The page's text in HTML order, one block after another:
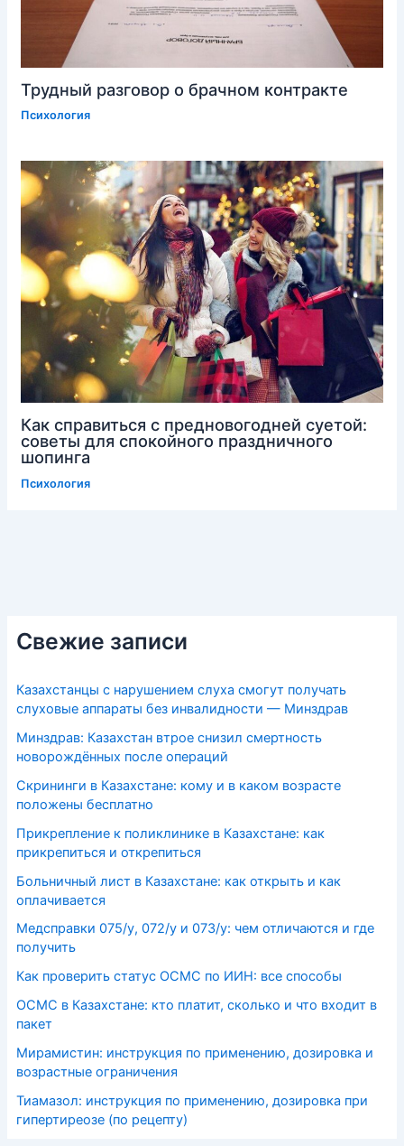
Трудный разговор о брачном контракте
Психология
Как справиться с предновогодней суетой:
советы для спокойного праздничного
шопинга
Психология
Свежие записи
Казахстанцы с нарушением слуха смогут получать
слуховые аппараты без инвалидности — Минздрав
Минздрав: Казахстан втрое снизил смертность
новорождённых после операций
Скрининги в Казахстане: кому и в каком возрасте
положены бесплатно
Прикрепление к поликлинике в Казахстане: как
прикрепиться и открепиться
Больничный лист в Казахстане: как открыть и как
оплачивается
Медсправки 075/у, 072/у и 073/у: чем отличаются и где
получить
Как проверить статус ОСМС по ИИН: все способы
ОСМС в Казахстане: кто платит, сколько и что входит в
пакет
Мирамистин: инструкция по применению, дозировка и
возрастные ограничения
Тиамазол: инструкция по применению, дозировка при
гипертиреозе (по рецепту)